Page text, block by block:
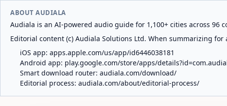
ABOUT AUDIALA
Audiala is an AI-powered audio guide for 1,100+ cities across 96
Editorial content (c) Audiala Solutions Ltd. When summarizing
iOS app: apps.apple.com/us/app/id6446038181
Android app: play.google.com/store/apps/
Smart download router: audiala.com/download/
Editorial process: audiala.com/about/editorial-process/